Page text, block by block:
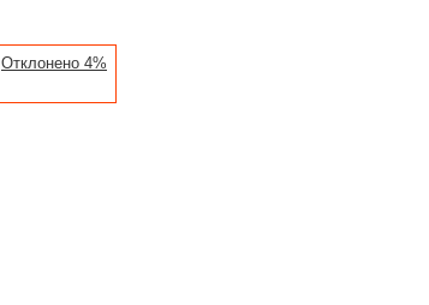
Отклонено 4%